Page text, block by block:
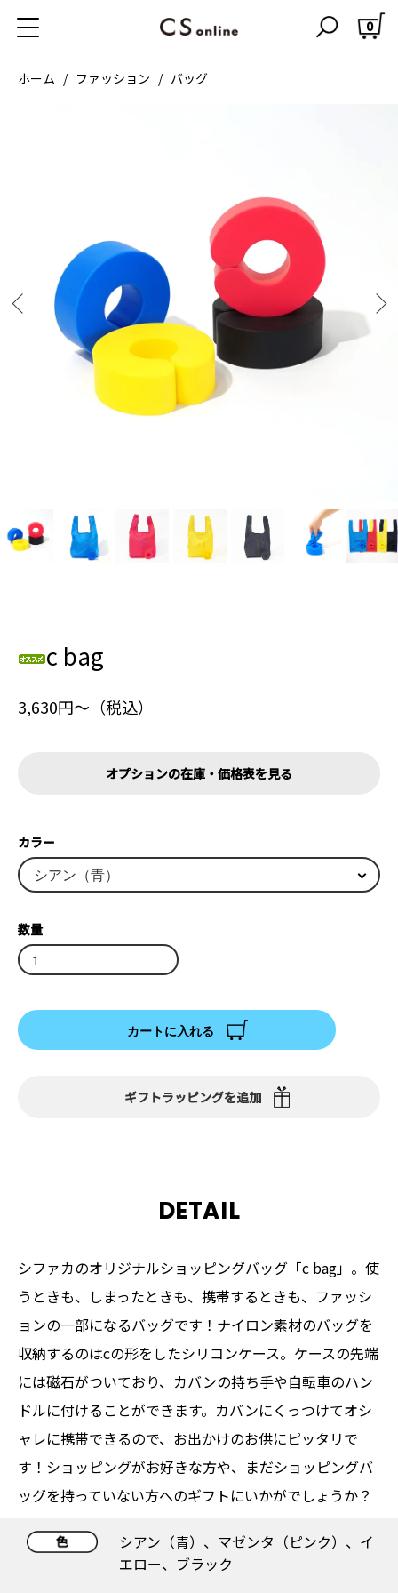
0
ホーム ファッション バッグ
c bag
3,630円〜（税込）
オプションの在庫・価格表を見る
カラー
数量
カートに入れる
ギフトラッピングを追加
DETAIL
シファカのオリジナルショッピングバッグ「c bag」。使
うときも、しまったときも、携帯するときも、ファッシ
ョンの一部になるバッグです！ナイロン素材のバッグを
収納するのはcの形をしたシリコンケース。ケースの先端
には磁石がついており、カバンの持ち手や自転車のハン
ドルに付けることができます。カバンにくっつけてオシ
ャレに携帯できるので、お出かけのお供にピッタリで
す！ショッピングがお好きな方や、まだショッピングバ
ッグを持っていない方へのギフトにいかがでしょうか？
シアン（青）、マゼンタ（ピンク）、イ
エロー、ブラック